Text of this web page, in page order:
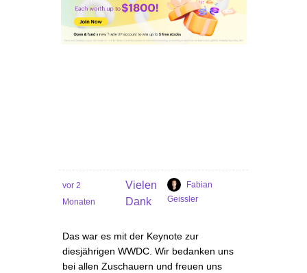
vor 2
Monaten
Vielen
Dank
Fabian
Geissler
Das war es mit der Keynote zur
diesjährigen WWDC. Wir bedanken uns
bei allen Zuschauern und freuen uns